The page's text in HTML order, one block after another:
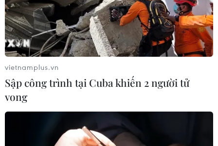
vietnamplus.vn
Sập công trình tại Cuba khiến 2 người tử
vong